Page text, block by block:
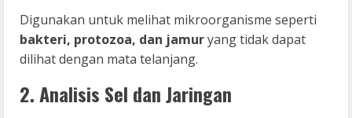
Digunakan untuk melihat mikroorganisme seperti
bakteri, protozoa, dan jamuryang tidak dapat
dilihat dengan mata telanjang.
2. Analisis Sel dan Jaringan